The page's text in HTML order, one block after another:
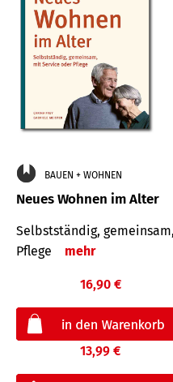
BAUEN + WOHNEN
Neues Wohnen im Alter
Selbstständig,
Pflege
mehr
16,90 €
13,99 €